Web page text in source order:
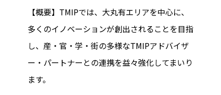
【概要】TMIPでは、大丸有エリアを中心に、
多くのイノベーションが創出されることを目指
し、産・官・学・街の多様なTMIPアドバイザ
ー・パートナーとの連携を益々強化してまいり
ます。